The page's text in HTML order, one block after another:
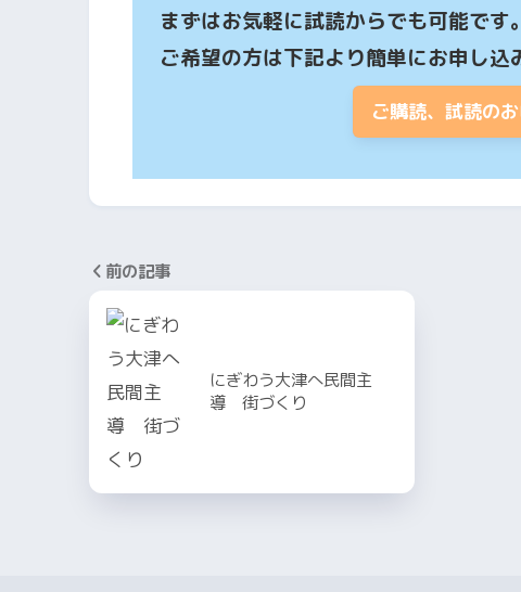
まずはお気軽に試読からでも可能です。
ご希望の方は下記より簡単にお申し込
ご購読、試読の
前の記事
にぎわう大津へ民間主
導 街づくり